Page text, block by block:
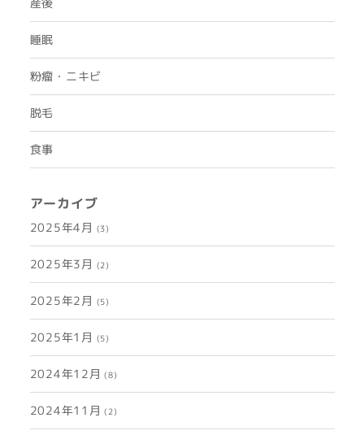
睡眠
粉瘤・ニキビ
脱毛
食事
アーカイブ
2025年4月 (3)
2025年3月 (2)
2025年2月 (5)
2025年1月 (5)
2024年12月 (8)
2024年11月 (2)